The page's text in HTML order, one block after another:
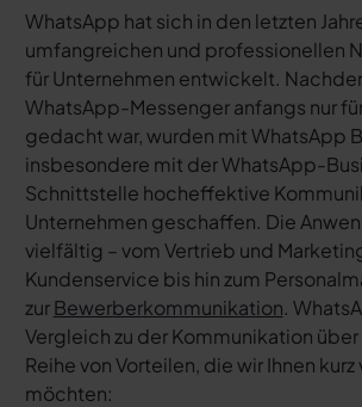
WhatsApp hat sich in den letzten
umfangreichen und professionellen
für Unternehmen entwickelt.
WhatsApp-Messenger anfangs nur
gedacht war, wurden mit WhatsApp
insbesondere mit der WhatsApp-
Schnittstelle hocheffektive
Unternehmen geschaffen. Die
vielfältig – vom Vertrieb und
Kundenservice bis hin zum
zurBewerberkommunikation.
Vergleich zu der Kommunikation
Reihe von Vorteilen, die wir Ihnen
möchten: